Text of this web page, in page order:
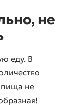
не
еду. В
пища не